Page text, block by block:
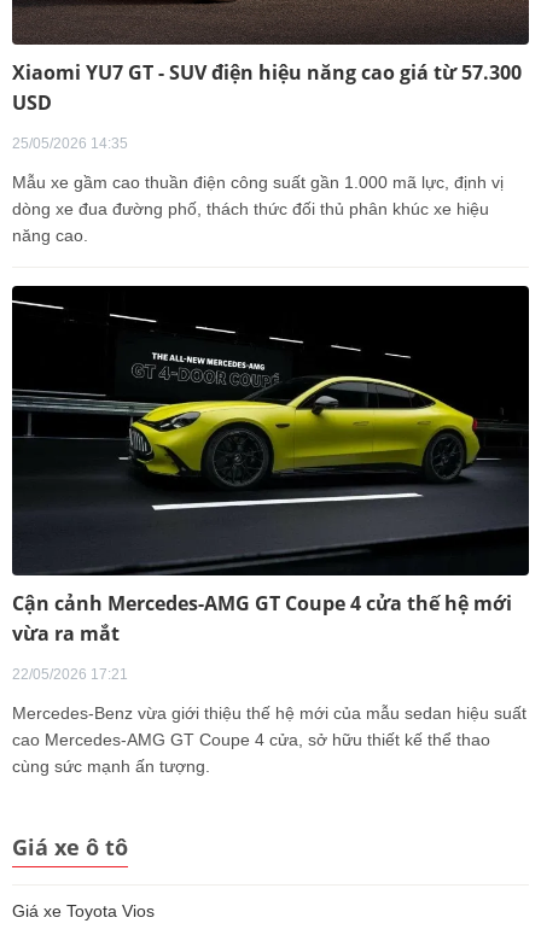
Xiaomi YU7 GT - SUV điện hiệu năng cao giá từ 57.300
USD
25/05/2026 14:35
Mẫu xe gầm cao thuần điện công suất gần 1.000 mã lực, định vị
dòng xe đua đường phố, thách thức đối thủ phân khúc xe hiệu
năng cao.
Cận cảnh Mercedes-AMG GT Coupe 4 cửa thế hệ mới
vừa ra mắt
22/05/2026 17:21
Mercedes-Benz vừa giới thiệu thế hệ mới của mẫu sedan hiệu suất
cao Mercedes-AMG GT Coupe 4 cửa, sở hữu thiết kế thể thao
cùng sức mạnh ấn tượng.
Giá xe ô tô
Giá xe Toyota Vios